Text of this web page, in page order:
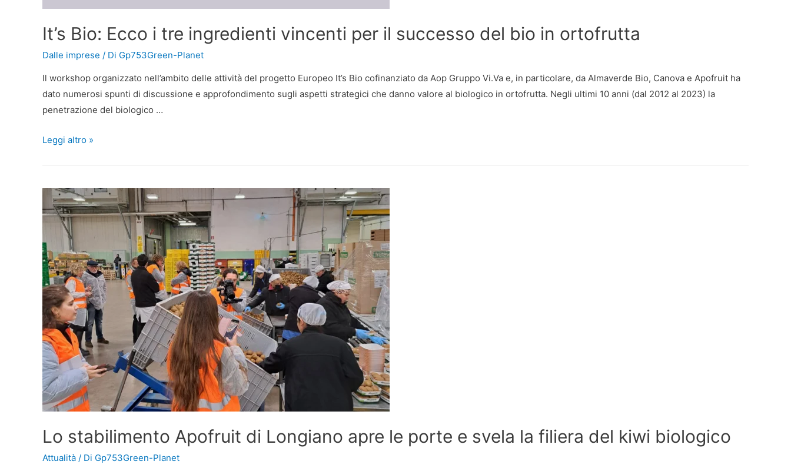
It’s Bio: Ecco i tre ingredienti vincenti per il successo del bio in ortofrutta
Dalle imprese / Di Gp753Green-Planet
Il workshop organizzato nell’ambito delle attività del progetto Europeo It’s Bio cofinanziato da Aop Gruppo Vi.Va e, in particolare, da Almaverde Bio, Canova e Apofruit ha
dato numerosi spunti di discussione e approfondimento sugli aspetti strategici che danno valore al biologico in ortofrutta. Negli ultimi 10 anni (dal 2012 al 2023) la
penetrazione del biologico …
Leggi altro »
Lo stabilimento Apofruit di Longiano apre le porte e svela la filiera del kiwi biologico
Attualità / Di Gp753Green-Planet